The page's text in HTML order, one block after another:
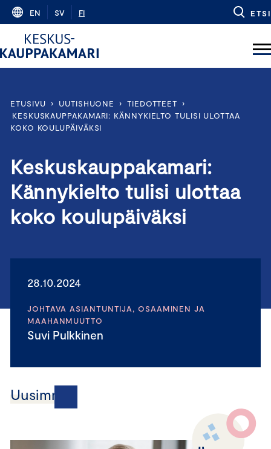
Skip
content
EN SV FI ETSI
ETUSIVU › UUTISHUONE › TIEDOTTEET
›
KESKUSKAUPPAKAMARI: KÄNNYKIELTO TULISI ULOTTAA
KOKO KOULUPÄIVÄKSI
Keskuskauppakamari:
Kännykielto tulisi ulottaa
koko koulupäiväksi
28.10.2024
JOHTAVA ASIANTUNTIJA, OSAAMINEN JA
MAAHANMUUTTO
Suvi Pulkkinen
Uusimmat